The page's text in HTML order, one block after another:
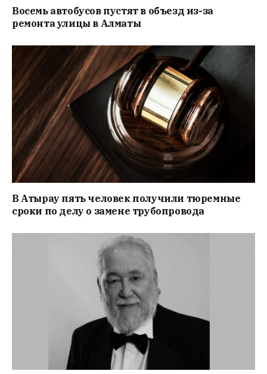
Восемь автобусов пустят в объезд из-за
ремонта улицы в Алматы
В Атырау пять человек получили тюремные
сроки по делу о замене трубопровода